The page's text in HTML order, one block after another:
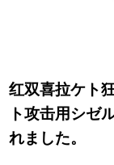
红双喜拉ケト
ト攻击用シゼ
れました。